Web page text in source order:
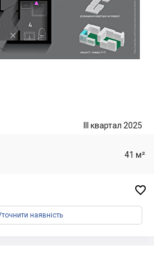
III квартал 2025
41 м²

наявність